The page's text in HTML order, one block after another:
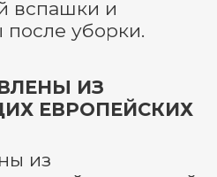
вспашки и
после уборки.
ИЗ
ЕВРОПЕЙСКИХ
из